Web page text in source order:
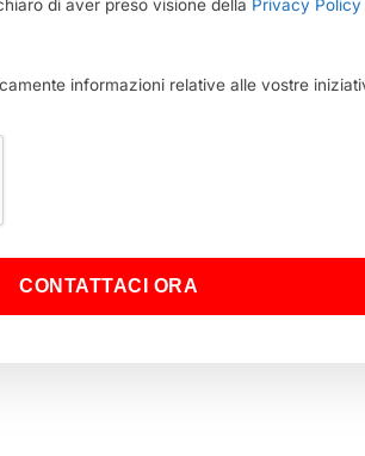
di aver preso visione della Privacy Policy
informazioni relative alle vostre
CONTATTACI ORA